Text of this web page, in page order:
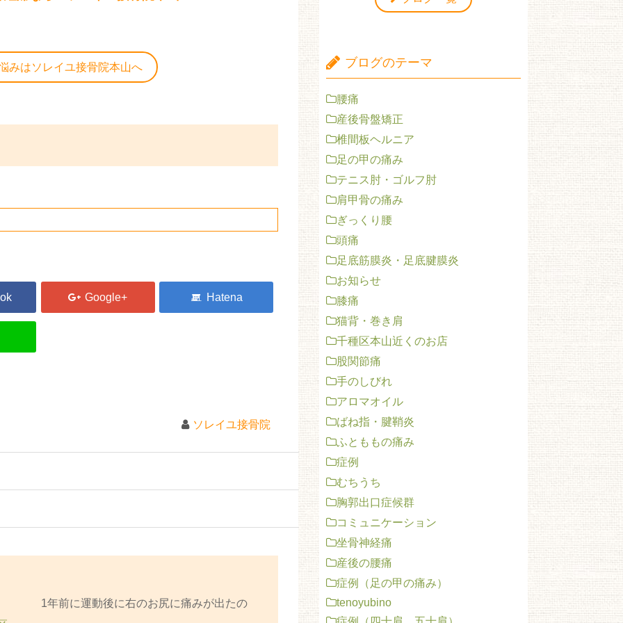
みはソレイユ接骨院本山へ
ソレイユ接骨院
1年前に運動後に右のお尻に痛みが出たの
ブログのテーマ
腰痛
産後骨盤矯正
椎間板ヘルニア
足の甲の痛み
テニス肘・ゴルフ肘
肩甲骨の痛み
ぎっくり腰
頭痛
足底筋膜炎・足底腱膜炎
お知らせ
膝痛
猫背・巻き肩
千種区本山近くのお店
股関節痛
手のしびれ
アロマオイル
ばね指・腱鞘炎
ふとももの痛み
症例
むちうち
胸郭出口症候群
コミュニケーション
坐骨神経痛
産後の腰痛
症例（足の甲の痛み）
tenoyubino